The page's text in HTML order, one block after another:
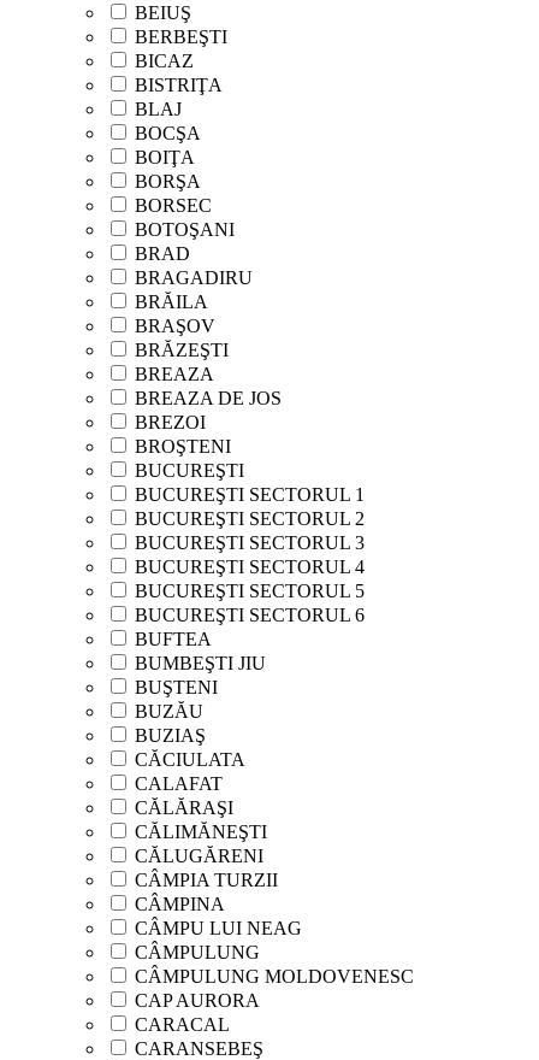
BEIUŞ
BERBEŞTI
BICAZ
BISTRIŢA
BLAJ
BOCŞA
BOIŢA
BORŞA
BORSEC
BOTOŞANI
BRAD
BRAGADIRU
BRĂILA
BRAŞOV
BRĂZEŞTI
BREAZA
BREAZA DE JOS
BREZOI
BROŞTENI
BUCUREŞTI
BUCUREŞTI SECTORUL 1
BUCUREŞTI SECTORUL 2
BUCUREŞTI SECTORUL 3
BUCUREŞTI SECTORUL 4
BUCUREŞTI SECTORUL 5
BUCUREŞTI SECTORUL 6
BUFTEA
BUMBEŞTI JIU
BUŞTENI
BUZĂU
BUZIAŞ
CĂCIULATA
CALAFAT
CĂLĂRAŞI
CĂLIMĂNEŞTI
CĂLUGĂRENI
CÂMPIA TURZII
CÂMPINA
CÂMPU LUI NEAG
CÂMPULUNG
CÂMPULUNG MOLDOVENESC
CAP AURORA
CARACAL
CARANSEBEŞ